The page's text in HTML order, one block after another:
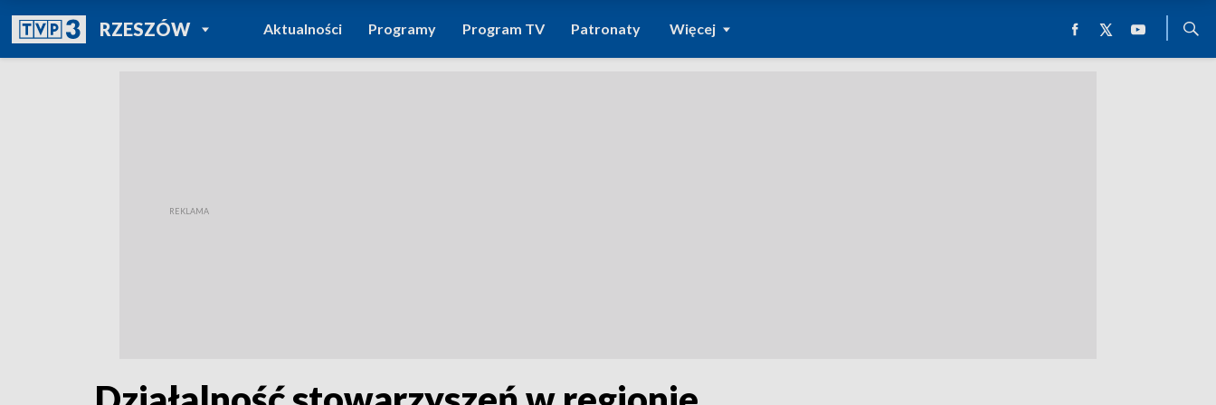
RZESZÓWPOWRÓT DO
TVP REGIONY
Aktualności Programy Program TV Patronaty Więcej